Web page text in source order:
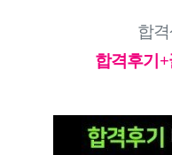
합
합격후기+